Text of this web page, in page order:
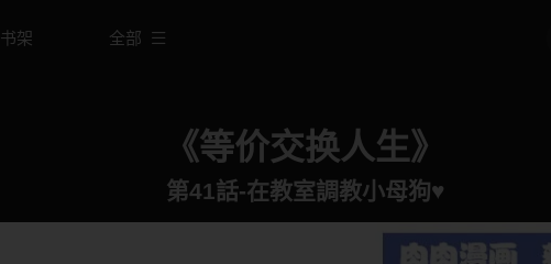
书架 全部
《等价交换人生》
第41話-在教室調教小母狗♥